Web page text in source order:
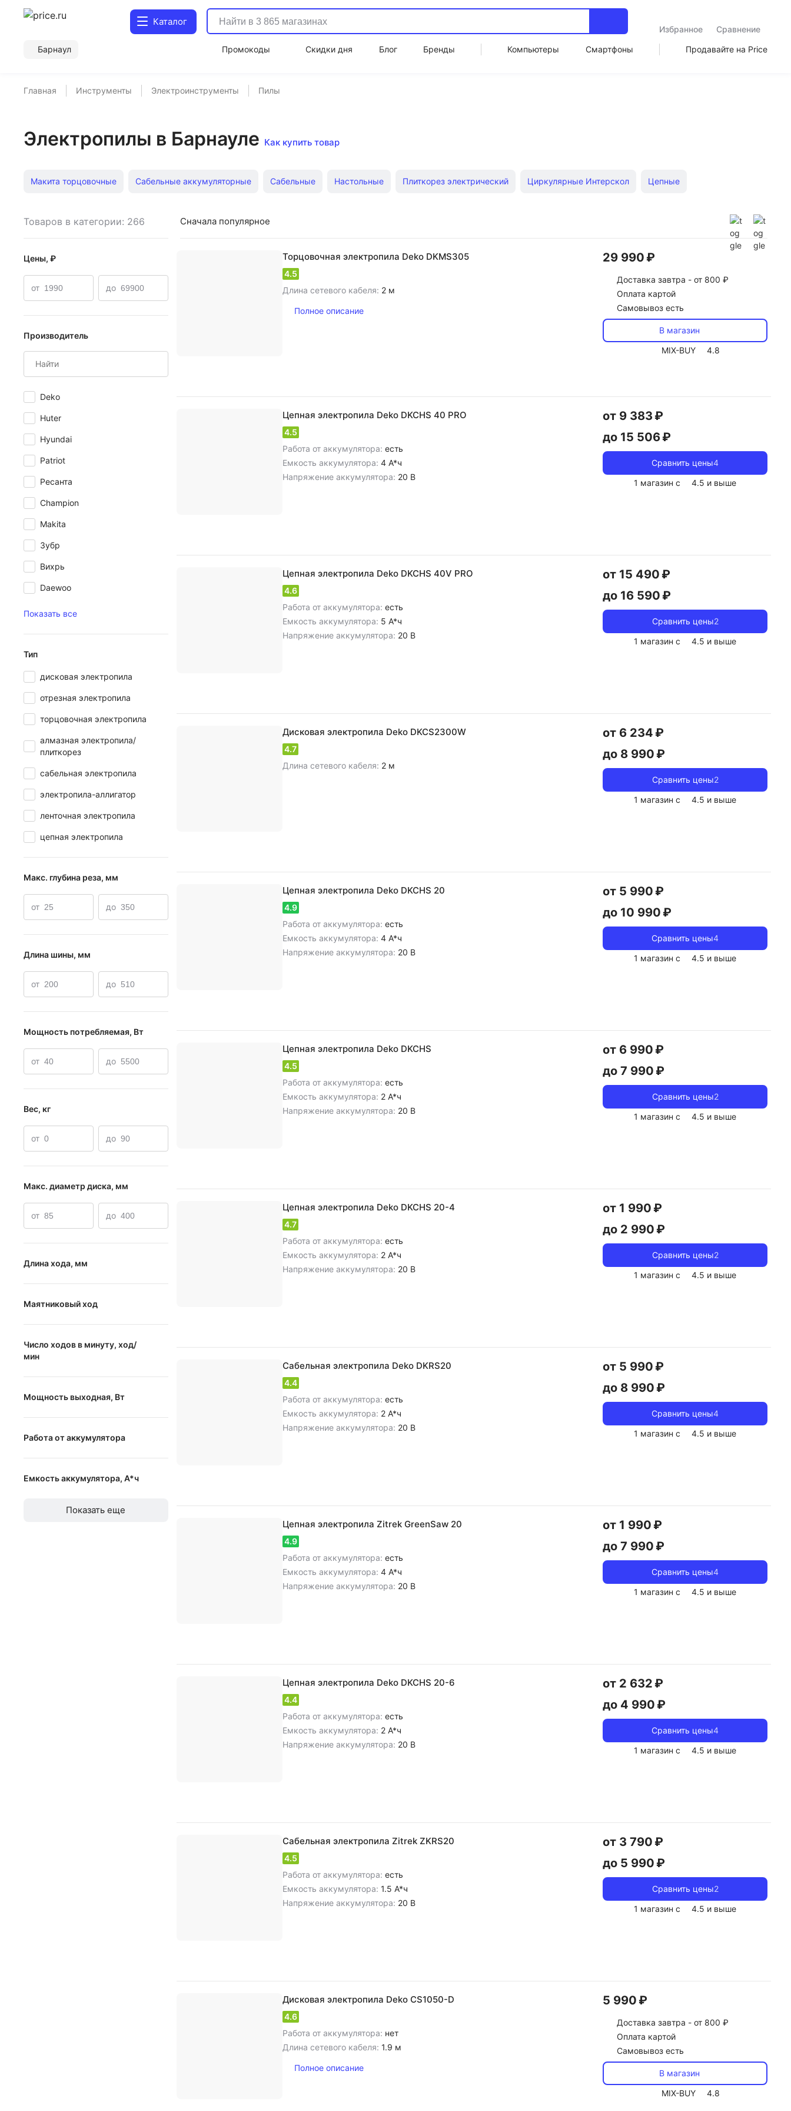
Каталог
Избранное
Сравнение
Барнаул
Промокоды Скидки дня Блог Бренды Компьютеры Смартфоны Продавайте на Price
Главная Инструменты Электроинструменты Пилы
Электропилы в Барнауле Как купить товар
Макита торцовочные Сабельные аккумуляторные Сабельные Настольные Плиткорез электрический Циркулярные Интерскол Цепные
Погружные Дисковые Торцовочные Зубр Цепные аккумуляторные Электрические цепные Комбинированные торцовочные
Товаров в категории: 266
Цены, ₽
от до
Производитель
Deko
Huter
Hyundai
Patriot
Ресанта
Champion
Makita
Зубр
Вихрь
Daewoo
Показать все
Тип
дисковая электропила
отрезная электропила
торцовочная электропила
алмазная электропила/
плиткорез
сабельная электропила
электропила-аллигатор
ленточная электропила
цепная электропила
Макс. глубина реза, мм
от до
Длина шины, мм
от до
Мощность потребляемая, Вт
от до
Вес, кг
от до
Макс. диаметр диска, мм
от до
Длина хода, мм
Маятниковый ход
Маятниковый ход
Число ходов в минуту, ход/
мин
Мощность выходная, Вт
Работа от аккумулятора
Работа от аккумулятора
Емкость аккумулятора, А*ч
до
Показать еще
Сначала популярное
Торцовочная электропила Deko DKMS305
4.5
Длина сетевого кабеля: 2 м
Полное описание
29 990 ₽
Доставка завтра - от 800 ₽
Оплата картой
Самовывоз есть
В магазин
MIX-BUY
4.8
Цепная электропила Deko DKCHS 40 PRO
4.5
Работа от аккумулятора: есть
Емкость аккумулятора: 4 А*ч
Напряжение аккумулятора: 20 В
от 9 383 ₽
до 15 506 ₽
Сравнить цены4
1 магазин с
4.5 и выше
Цепная электропила Deko DKCHS 40V PRO
4.6
Работа от аккумулятора: есть
Емкость аккумулятора: 5 А*ч
Напряжение аккумулятора: 20 В
от 15 490 ₽
до 16 590 ₽
Сравнить цены2
1 магазин с
4.5 и выше
Дисковая электропила Deko DKCS2300W
4.7
Длина сетевого кабеля: 2 м
от 6 234 ₽
до 8 990 ₽
Сравнить цены2
1 магазин с
4.5 и выше
Цепная электропила Deko DKCHS 20
4.9
Работа от аккумулятора: есть
Емкость аккумулятора: 4 А*ч
Напряжение аккумулятора: 20 В
от 5 990 ₽
до 10 990 ₽
Сравнить цены4
1 магазин с
4.5 и выше
Цепная электропила Deko DKCHS
4.5
Работа от аккумулятора: есть
Емкость аккумулятора: 2 А*ч
Напряжение аккумулятора: 20 В
от 6 990 ₽
до 7 990 ₽
Сравнить цены2
1 магазин с
4.5 и выше
Цепная электропила Deko DKCHS 20-4
4.7
Работа от аккумулятора: есть
Емкость аккумулятора: 2 А*ч
Напряжение аккумулятора: 20 В
от 1 990 ₽
до 2 990 ₽
Сравнить цены2
1 магазин с
4.5 и выше
Сабельная электропила Deko DKRS20
4.4
Работа от аккумулятора: есть
Емкость аккумулятора: 2 А*ч
Напряжение аккумулятора: 20 В
от 5 990 ₽
до 8 990 ₽
Сравнить цены4
1 магазин с
4.5 и выше
Цепная электропила Zitrek GreenSaw 20
4.9
Работа от аккумулятора: есть
Емкость аккумулятора: 4 А*ч
Напряжение аккумулятора: 20 В
от 1 990 ₽
до 7 990 ₽
Сравнить цены4
1 магазин с
4.5 и выше
Цепная электропила Deko DKCHS 20-6
4.4
Работа от аккумулятора: есть
Емкость аккумулятора: 2 А*ч
Напряжение аккумулятора: 20 В
от 2 632 ₽
до 4 990 ₽
Сравнить цены4
1 магазин с
4.5 и выше
Сабельная электропила Zitrek ZKRS20
4.5
Работа от аккумулятора: есть
Емкость аккумулятора: 1.5 А*ч
Напряжение аккумулятора: 20 В
от 3 790 ₽
до 5 990 ₽
Сравнить цены2
1 магазин с
4.5 и выше
Дисковая электропила Deko CS1050-D
4.6
Работа от аккумулятора: нет
Длина сетевого кабеля: 1.9 м
Полное описание
5 990 ₽
Доставка завтра - от 800 ₽
Оплата картой
Самовывоз есть
В магазин
MIX-BUY
4.8